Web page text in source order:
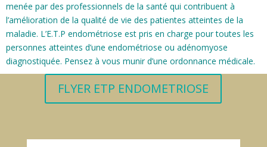
menée par des professionnels de la santé qui contribuent à
l’amélioration de la qualité de vie des patientes atteintes de la
maladie. L’E.T.P endométriose est pris en charge pour toutes les
personnes atteintes d’une endométriose ou adénomyose
diagnostiquée. Pensez à vous munir d’une ordonnance médicale.
FLYER ETP ENDOMETRIOSE